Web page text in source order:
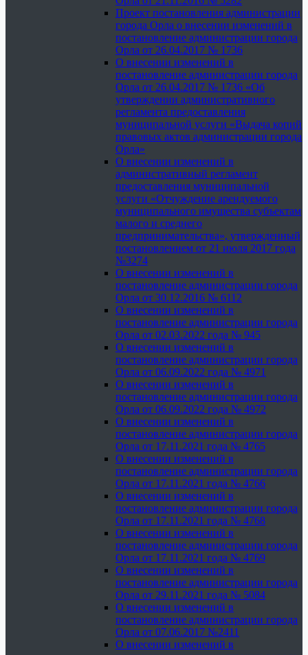
Проект постановления администрации
города Орла о внесении изменений в
постановление администрации города
Орла от 26.04.2017 № 1736
О внесении изменений в
постановление администрации города
Орла от 26.04.2017 № 1736 «Об
утверждении административного
регламента предоставления
муниципальной услуги «Выдача копий
правовых актов администрации города
Орла»
О внесении изменений в
административный регламент
предоставления муниципальной
услуги «Отчуждение арендуемого
муниципального имущества субъектам
малого и среднего
предпринимательства», утвержденный
постановлением от 21 июля 2017 года
№3274
О внесении изменений в
постановление администрации города
Орла от 30.12.2016 № 6112
О внесении изменений в
постановление администрации города
Орла от 02.03.2022 года № 945
О внесении изменений в
постановление администрации города
Орла от 06.09.2022 года № 4971
О внесении изменений в
постановление администрации города
Орла от 06.09.2022 года № 4972
О внесении изменений в
постановление администрации города
Орла от 17.11.2021 года № 4765
О внесении изменений в
постановление администрации города
Орла от 17.11.2021 года № 4766
О внесении изменений в
постановление администрации города
Орла от 17.11.2021 года № 4768
О внесении изменений в
постановление администрации города
Орла от 17.11.2021 года № 4769
О внесении изменений в
постановление администрации города
Орла от 29.11.2021 года № 5084
О внесении изменений в
постановление администрации города
Орла от 07.06.2017 №2411
О внесении изменений в